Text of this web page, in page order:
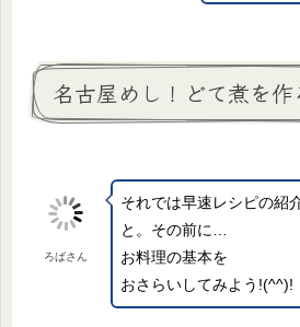
名古屋めし！どて煮を作
ろばさん
それでは早速レシピの紹
と。その前に…
お料理の基本を
おさらいしてみよう!(^^)!